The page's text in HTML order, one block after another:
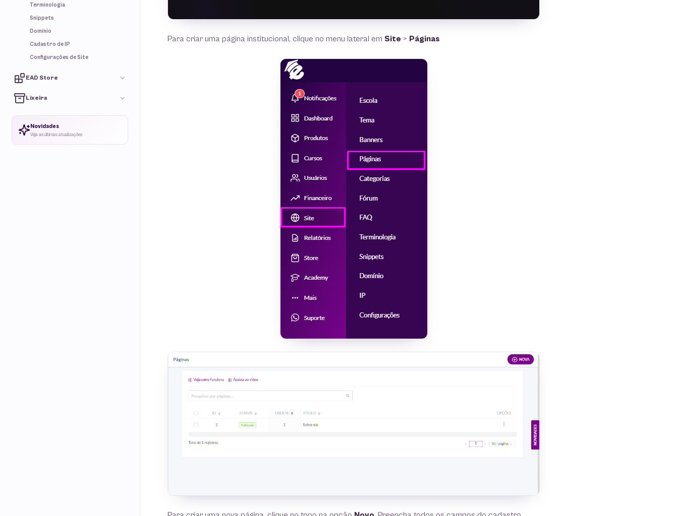
Terminologia
Snippets
Domínio
Cadastro de IP
Configurações de Site
EAD Store
Lixeira
Novidades
Veja as últimas atualizações
Para criar uma página institucional, clique no menu lateral em Site > Páginas